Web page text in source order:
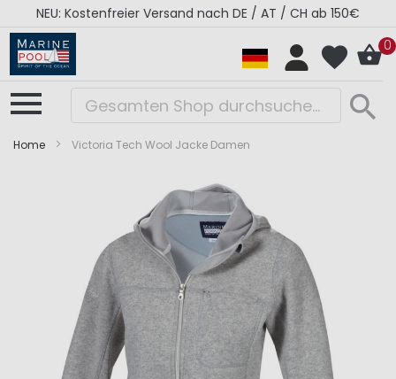
NEU: Kostenfreier Versand nach DE / AT / CH ab 150€
0
Home Victoria Tech Wool Jacke Damen
Bildergalerie
Bildergalerie